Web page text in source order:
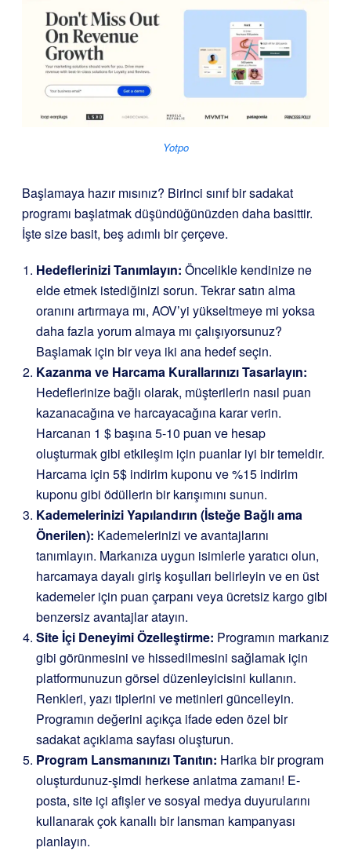
Yotpo
Başlamaya hazır mısınız? Birinci sınıf bir sadakat
programı başlatmak düşündüğünüzden daha basittir.
İşte size basit, beş adımlı bir çerçeve.
Hedeflerinizi Tanımlayın: Öncelikle kendinize ne
elde etmek istediğinizi sorun. Tekrar satın alma
oranını artırmaya mı, AOV’yi yükseltmeye mi yoksa
daha fazla yorum almaya mı çalışıyorsunuz?
Başlamak için bir veya iki ana hedef seçin.
Kazanma ve Harcama Kurallarınızı Tasarlayın:
Hedeflerinize bağlı olarak, müşterilerin nasıl puan
kazanacağına ve harcayacağına karar verin.
Harcanan 1 $ başına 5-10 puan ve hesap
oluşturmak gibi etkileşim için puanlar iyi bir temeldir.
Harcama için 5$ indirim kuponu ve %15 indirim
kuponu gibi ödüllerin bir karışımını sunun.
Kademelerinizi Yapılandırın (İsteğe Bağlı ama
Önerilen): Kademelerinizi ve avantajlarını
tanımlayın. Markanıza uygun isimlerle yaratıcı olun,
harcamaya dayalı giriş koşulları belirleyin ve en üst
kademeler için puan çarpanı veya ücretsiz kargo gibi
benzersiz avantajlar atayın.
Site İçi Deneyimi Özelleştirme: Programın markanız
gibi görünmesini ve hissedilmesini sağlamak için
platformunuzun görsel düzenleyicisini kullanın.
Renkleri, yazı tiplerini ve metinleri güncelleyin.
Programın değerini açıkça ifade eden özel bir
sadakat açıklama sayfası oluşturun.
Program Lansmanınızı Tanıtın: Harika bir program
oluşturdunuz-şimdi herkese anlatma zamanı! E-
posta, site içi afişler ve sosyal medya duyurularını
kullanarak çok kanallı bir lansman kampanyası
planlayın.